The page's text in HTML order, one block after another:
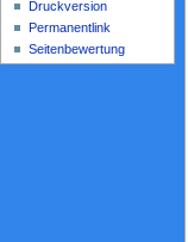
Druckversion
Permanentlink
Seitenbewertung